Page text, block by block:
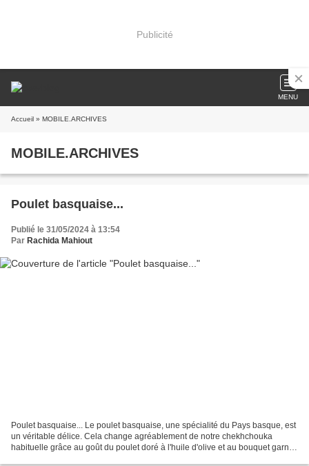
Publicité
MENU
Accueil » MOBILE.ARCHIVES
MOBILE.ARCHIVES
Poulet basquaise...
Publié le 31/05/2024 à 13:54
Par Rachida Mahiout
Poulet basquaise... Le poulet basquaise, une spécialité du Pays basque, est
un véritable délice. Cela change agréablement de notre chekhchouka
habituelle grâce au goût du poulet doré à l'huile d'olive et au bouquet garni